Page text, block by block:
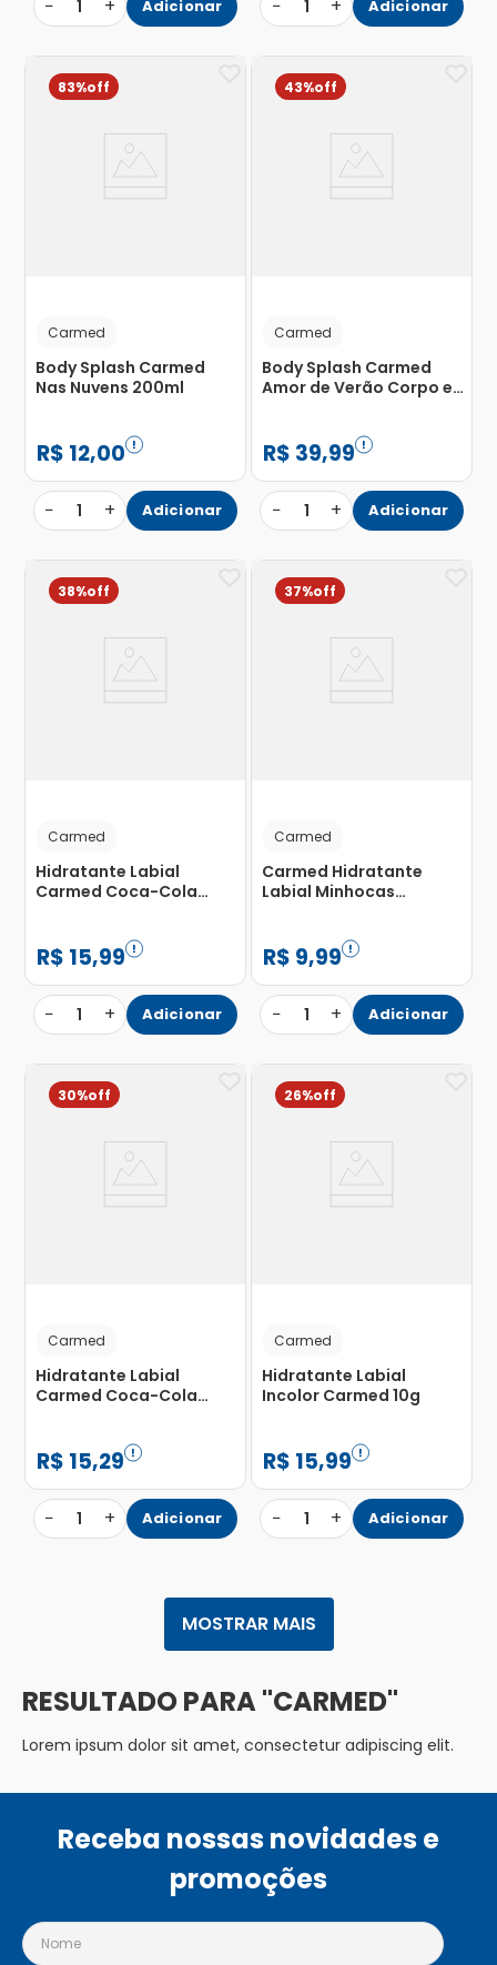
− 1 + Adicionar − 1 + Adicionar
83%
Carmed
Body Splash Carmed
Nas Nuvens 200ml
R$ 12,00
− 1 + Adicionar
43%
Carmed
Body Splash Carmed
Amor de Verão Corpo e
R$ 39,99
− 1 + Adicionar
38%
Carmed
Hidratante Labial
Carmed Coca-Cola
R$ 15,99
− 1 + Adicionar
37%
Carmed
Carmed Hidratante
Labial Minhocas
R$ 9,99
− 1 + Adicionar
30%
Carmed
Hidratante Labial
Carmed Coca-Cola
R$ 15,29
− 1 + Adicionar
26%
Carmed
Hidratante Labial
Incolor Carmed 10g
R$ 15,99
− 1 + Adicionar
MOSTRAR MAIS
CARMED
Lorem ipsum dolor sit amet, consectetur adipiscing elit.
Receba nossas novidades e
promoções